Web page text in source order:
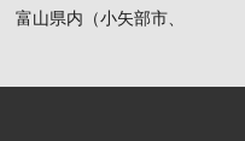
山県内（小矢部市、